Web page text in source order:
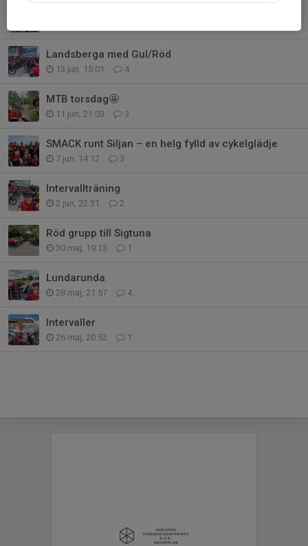
Landsberga med Gul/Röd
13 jun, 15:01 4
MTB torsdag🤩
11 jun, 21:03 3
SMACK runt Siljan – en helg fylld av cykelglädje
7 jun, 14:12 3
Intervallträning
2 jun, 22:31 2
Röd grupp till Sigtuna
30 maj, 19:13 1
Lundarunda
28 maj, 21:57 4
Intervaller
26 maj, 20:52 1